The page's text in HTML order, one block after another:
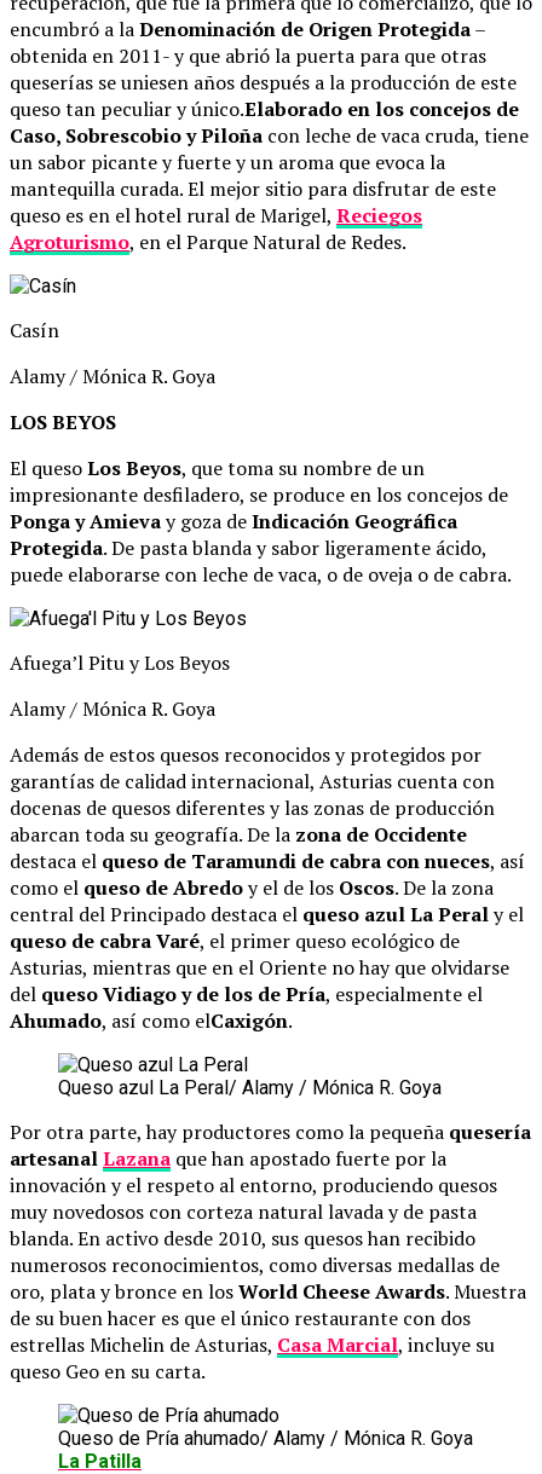
encumbró a laDenominación de Origen Protegida–
obtenida en 2011- y que abrió la puerta para que otras
queserías se uniesen años después a la producción de este
queso tan peculiar y único.Elaborado en los concejos de
Caso, Sobrescobio y Piloña con leche de vaca cruda, tiene
un sabor picante y fuerte y un aroma que evoca la
mantequilla curada. El mejor sitio para disfrutar de este
queso es en el hotel rural de Marigel, Reciegos
Agroturismo, en el Parque Natural de Redes.
Casín
Alamy / Mónica R. Goya
LOS BEYOS
El quesoLos Beyos, que toma su nombre de un
impresionante desfiladero, se produce en los concejos de
Ponga y Amievay goza deIndicación Geográfica
Protegida. De pasta blanda y sabor ligeramente ácido,
puede elaborarse con leche de vaca, o de oveja o de cabra.
Afuega’l Pitu y Los Beyos
Alamy / Mónica R. Goya
Además de estos quesos reconocidos y protegidos por
garantías de calidad internacional, Asturias cuenta con
docenas de quesos diferentes y las zonas de producción
abarcan toda su geografía. De la zona de Occidente
destaca el queso de Taramundi de cabra con nueces, así
como el queso de Abredoy el de los Oscos. De la zona
central del Principado destaca el queso azul La Peraly el
queso de cabra Varé, el primer queso ecológico de
Asturias, mientras que en el Oriente no hay que olvidarse
del queso Vidiago y de los de Pría, especialmente el
Ahumado, así como elCaxigón.
Queso azul La Peral/ Alamy / Mónica R. Goya
Por otra parte, hay productores como la pequeña quesería
artesanalLazana que han apostado fuerte por la
innovación y el respeto al entorno, produciendo quesos
muy novedosos con corteza natural lavada y de pasta
blanda. En activo desde 2010, sus quesos han recibido
numerosos reconocimientos, como diversas medallas de
oro, plata y bronce en losWorld Cheese Awards. Muestra
de su buen hacer es que el único restaurante con dos
estrellas Michelin de Asturias, Casa Marcial, incluye su
queso Geo en su carta.
Queso de Pría ahumado/ Alamy / Mónica R. Goya
La Patilla